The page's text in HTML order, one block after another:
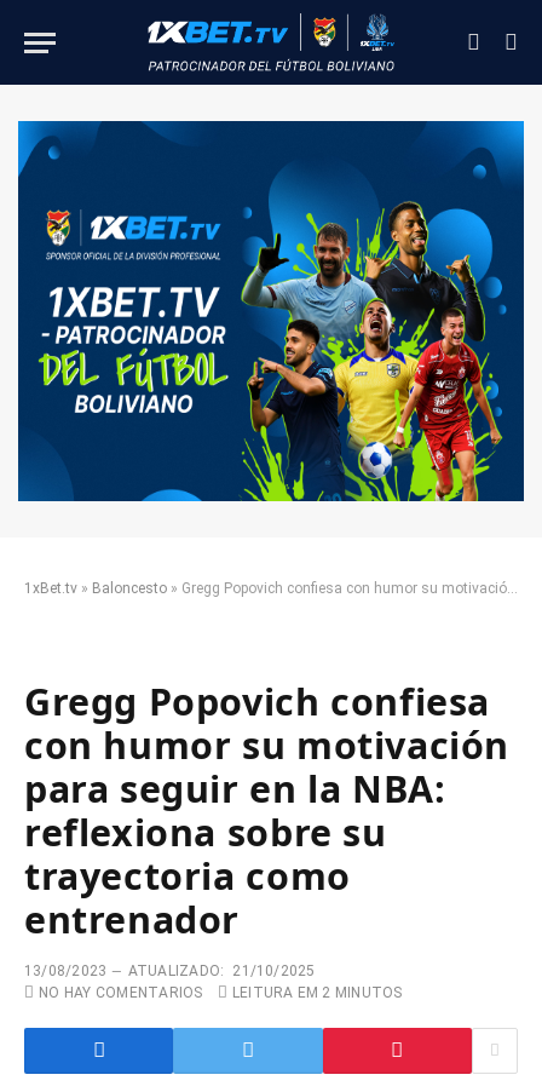
1xBet.tv » Baloncesto » Gregg Popovich confiesa con humor su motivación para seguir en la NBA: reflexiona sobre su trayectoria como entrenador
Gregg Popovich confiesa
con humor su motivación
para seguir en la NBA:
reflexiona sobre su
trayectoria como
entrenador
13/08/2023 ATUALIZADO:
21/10/2025
NO HAY COMENTARIOS
LEITURA EM 2 MINUTOS